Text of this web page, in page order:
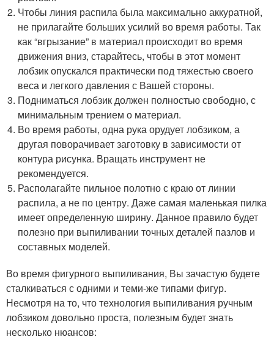
Чтобы линия распила была максимально аккуратной,
не прилагайте больших усилий во время работы. Так
как “вгрызание” в материал происходит во время
движения вниз, старайтесь, чтобы в этот момент
лобзик опускался практически под тяжестью своего
веса и легкого давления с Вашей стороны.
Подниматься лобзик должен полностью свободно, с
минимальным трением о материал.
Во время работы, одна рука орудует лобзиком, а
другая поворачивает заготовку в зависимости от
контура рисунка. Вращать инструмент не
рекомендуется.
Располагайте пильное полотно с краю от линии
распила, а не по центру. Даже самая маленькая пилка
имеет определенную ширину. Данное правило будет
полезно при выпиливании точных деталей пазлов и
составных моделей.
Во время фигурного выпиливания, Вы зачастую будете
сталкиваться с одними и теми-же типами фигур.
Несмотря на то, что технология выпиливания ручным
лобзиком довольно проста, полезным будет знать
несколько нюансов: